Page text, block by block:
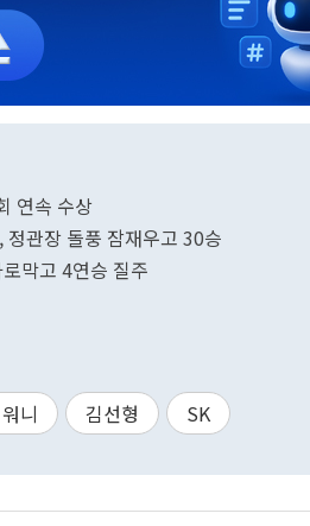
연속 수상
관장 돌풍 잠재우고 30승
막고 4연승 질주
니 김선형 SK